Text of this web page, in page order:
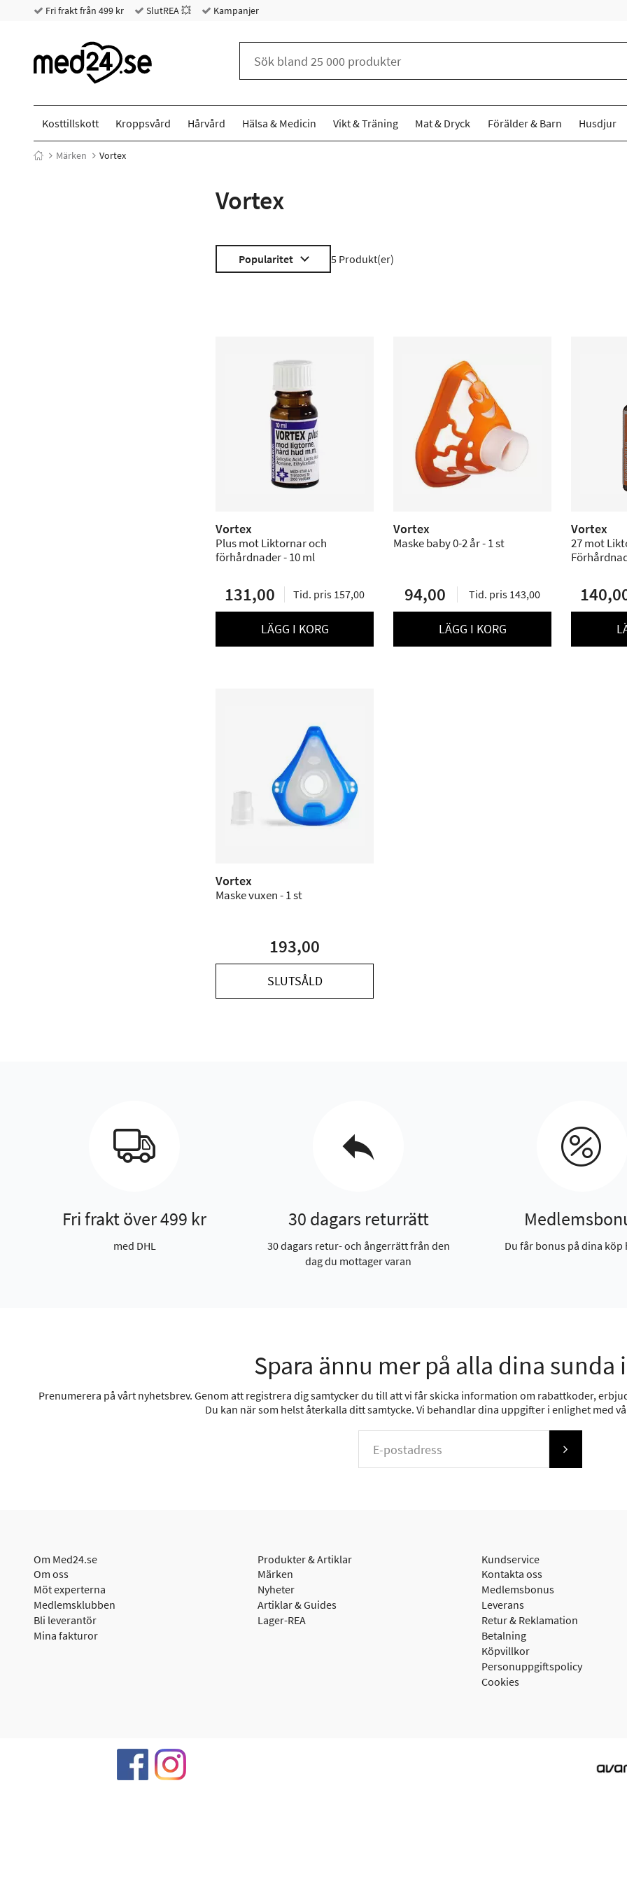
Fri frakt från 499 kr SlutREA 💥 Kampanjer
Kosttillskott Kroppsvård Hårvård Hälsa & Medicin Vikt & Träning Mat & Dryck Förälder & Barn Husdjur
Märken Vortex
Vortex
Popularitet 5 Produkt(er)
Vortex
Plus mot Liktornar och
förhårdnader - 10 ml
131,00 Tid. pris 157,00
LÄGG I KORG
Vortex
Maske baby 0-2 år - 1 st
94,00 Tid. pris 143,00
LÄGG I KORG
Vortex
27 mot Liktornar och
Vortex
Maske vuxen - 1 st
193,00
SLUTSÅLD
Fri frakt över 499 kr
med DHL
30 dagars returrätt
30 dagars retur- och ångerrätt från den
dag du mottager varan
Du får bonus på dina köp
Spara ännu mer på alla dina sunda
Prenumerera på vårt nyhetsbrev. Genom att registrera dig samtycker du till att vi får skicka information om rabattkoder,
Du kan när som helst återkalla ditt samtycke. Vi behandlar dina uppgifter i enlighet med
Om Med24.se
Om oss
Möt experterna
Medlemsklubben
Bli leverantör
Mina fakturor
Produkter & Artiklar
Märken
Nyheter
Artiklar & Guides
Lager-REA
Kundservice
Kontakta oss
Medlemsbonus
Leverans
Retur & Reklamation
Betalning
Köpvillkor
Personuppgiftspolicy
Cookies